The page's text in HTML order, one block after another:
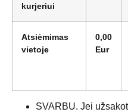
kurjeriui
Atsiėmimas
vietoje
0,00
Eur
SVARBU. Jei